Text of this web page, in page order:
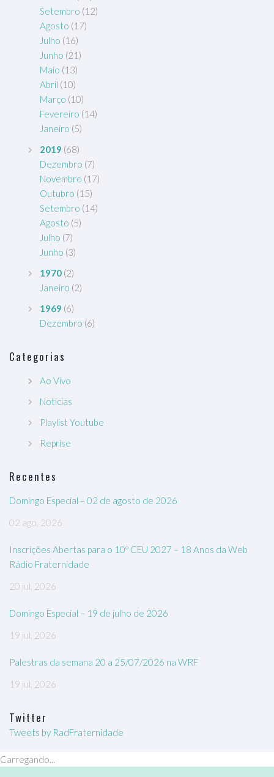
Setembro (12)
Agosto (17)
Julho (16)
Junho (21)
Maio (13)
Abril (10)
Março (10)
Fevereiro (14)
Janeiro (5)
2019 (68)
Dezembro (7)
Novembro (17)
Outubro (15)
Setembro (14)
Agosto (5)
Julho (7)
Junho (3)
1970 (2)
Janeiro (2)
1969 (6)
Dezembro (6)
Categorias
Ao Vivo
Notícias
Playlist Youtube
Reprise
Recentes
Domingo Especial – 02 de agosto de 2026
02 ago, 2026
Inscrições Abertas para o 10º CEU 2027 – 18 Anos da Web
Rádio Fraternidade
20 jul, 2026
Domingo Especial – 19 de julho de 2026
19 jul, 2026
Palestras da semana 20 a 25/07/2026 na WRF
19 jul, 2026
Twitter
Tweets by RadFraternidade
Carregando...